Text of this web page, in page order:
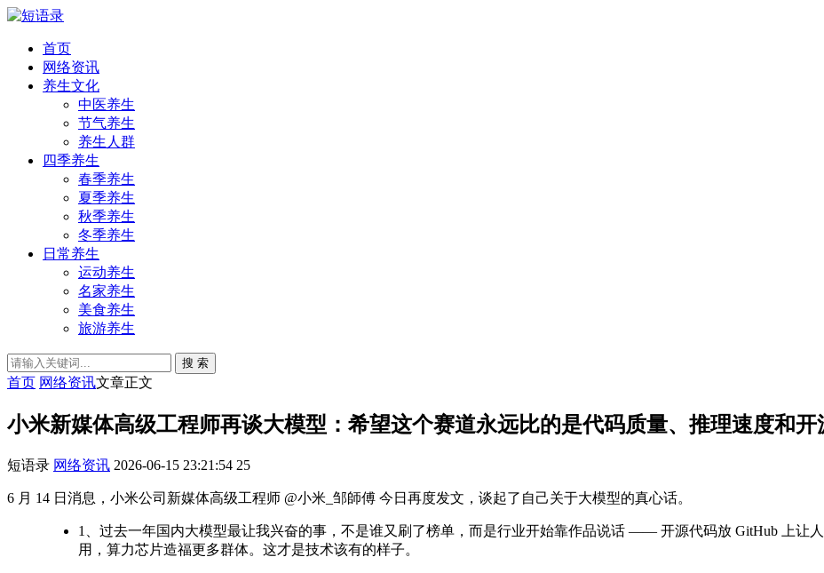
首页
网络资讯
养生文化
中医养生
节气养生
养生人群
四季养生
春季养生
夏季养生
秋季养生
冬季养生
日常养生
运动养生
名家养生
美食养生
旅游养生
搜 索
首页 网络资讯文章正文
小米新媒体高级工程师再谈大模型：希望这个赛道永远比的是代码质量、推理速度和开
短语录 网络资讯 2026-06-15 23:21:54 25
6 月 14 日消息，小米公司新媒体高级工程师 @小米_邹師傅 今日再度发文，谈起了自己关于大模型的真心话。
1、过去一年国内大模型最让我兴奋的事，不是谁又刷了榜单，而是行业开始靠作品说话 —— 开源代码放 GitHub 上让
用，算力芯片造福更多群体。这才是技术该有的样子。